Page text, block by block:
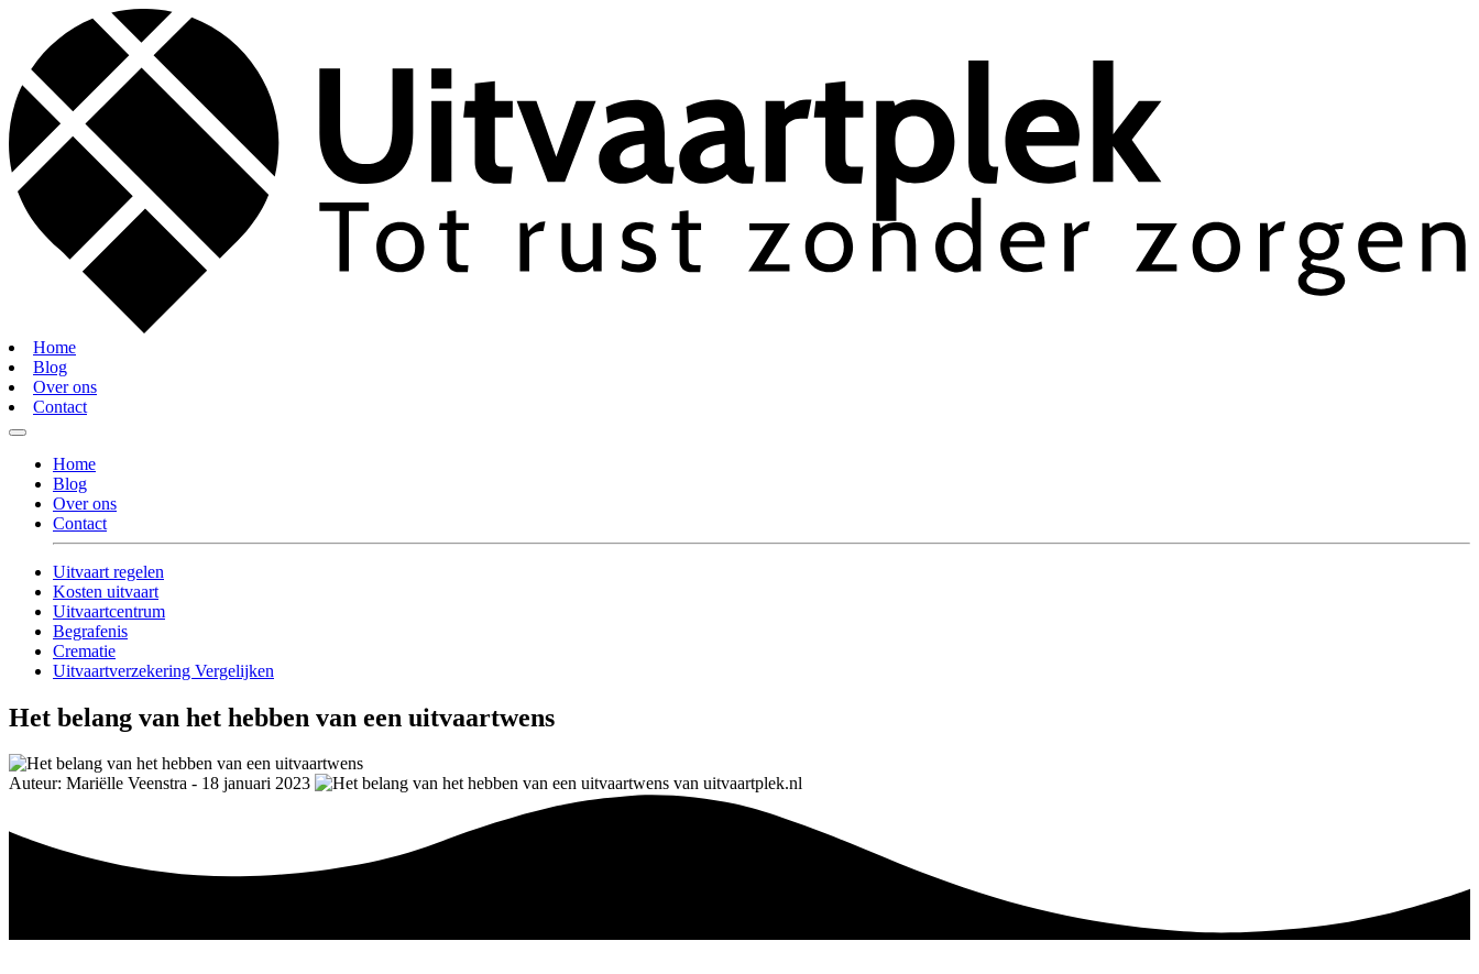
Home
Blog
Over ons
Contact
Home
Blog
Over ons
Contact
Uitvaart regelen
Kosten uitvaart
Uitvaartcentrum
Begrafenis
Crematie
Uitvaartverzekering Vergelijken
Het belang van het hebben van een uitvaartwens
Auteur: Mariëlle Veenstra - 18 januari 2023